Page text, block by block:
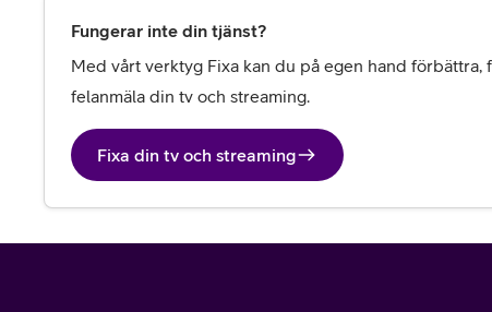
Fungerar inte din tjänst?
Med vårt verktyg Fixa kan du på egen hand förbättra,
felanmäla din tv och streaming.
Fixa din tv och streaming